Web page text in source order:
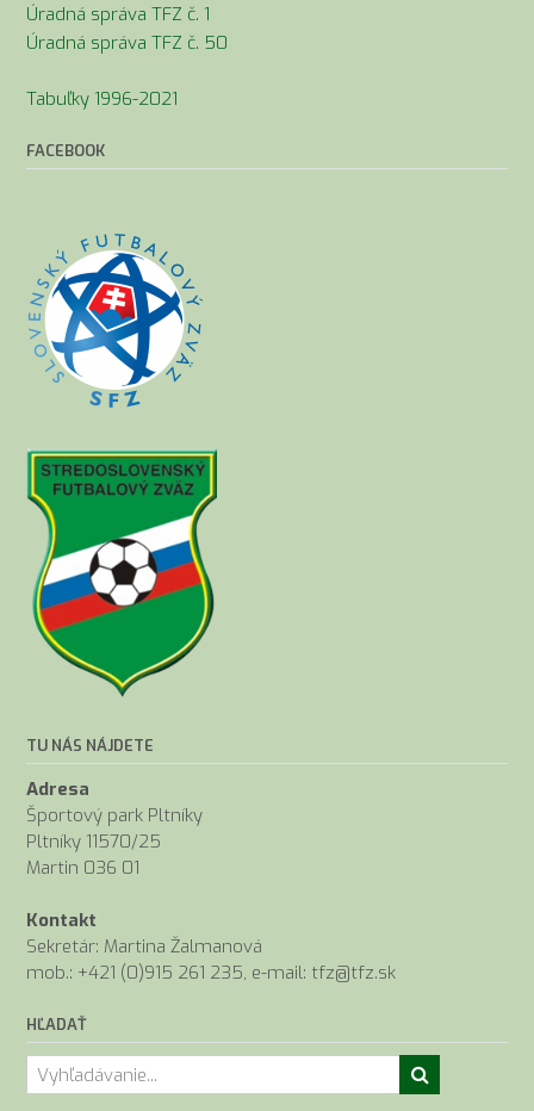
Úradná správa TFZ č. 1
Úradná správa TFZ č. 50
Tabuľky 1996-2021
FACEBOOK
TU NÁS NÁJDETE
Adresa
Športový park Pltníky
Pltníky 11570/25
Martin 036 01
Kontakt
Sekretár: Martina Žalmanová
mob.: +421 (0)915 261 235, e-mail: tfz@tfz.sk
HĽADAŤ